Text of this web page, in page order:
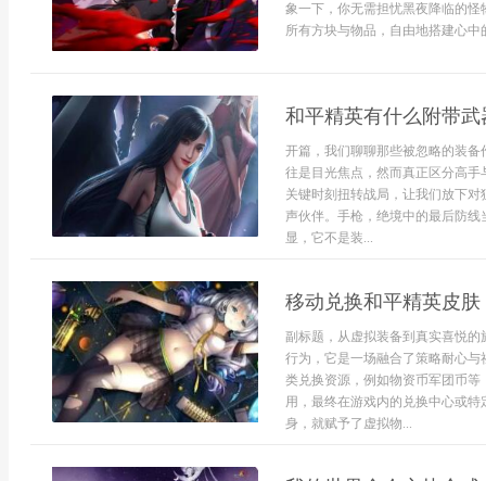
象一下，你无需担忧黑夜降临的
所有方块与物品，自由地搭建心
和平精英有什么附带
开篇，我们聊聊那些被忽略的装
往是目光焦点，然而真正区分高
关键时刻扭转战局，让我们放下
声伙伴。手枪，绝境中的最后防
显，它不是装...
移动兑换和平精英皮
副标题，从虚拟装备到真实喜悦
行为，它是一场融合了策略耐心
类兑换资源，例如物资币军团币
用，最终在游戏内的兑换中心或
身，就赋予了虚拟物...